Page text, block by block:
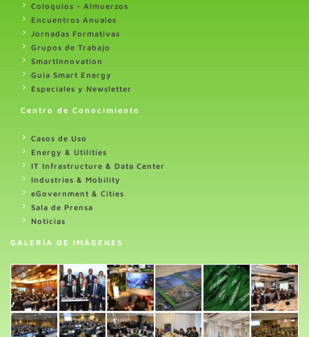
Coloquios - Almuerzos
Encuentros Anuales
Jornadas Formativas
Grupos de Trabajo
SmartInnovation
Guia Smart Energy
Especiales y Newsletter
Centro de Conocimiento
Casos de Uso
Energy & Utilities
IT Infrastructure & Data Center
Industries & Mobility
eGovernment & Cities
Sala de Prensa
Noticias
GALERÍA DE IMÁGENES